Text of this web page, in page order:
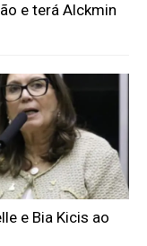
e terá Alckmin
e Bia Kicis ao